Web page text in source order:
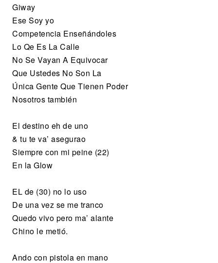
Giway
Ese Soy yo
Competencia Enseñándoles
Lo Qe Es La Calle
No Se Vayan A Equivocar
Que Ustedes No Son La
Única Gente Que Tienen Poder
Nosotros también
El destino eh de uno
& tu te va’ asegurao
Siempre con mi peine (22)
En la Glow
EL de (30) no lo uso
De una vez se me tranco
Quedo vivo pero ma’ alante
Chino le metió.
Ando con pistola en mano